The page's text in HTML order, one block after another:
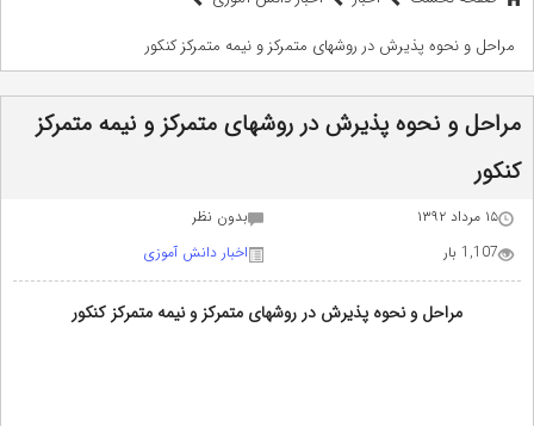
مراحل و نحوه پذیرش در روشهای متمرکز و نیمه متمرکز کنکور
مراحل و نحوه پذیرش در روشهای متمرکز و نیمه متمرکز
کنکور
۱۵ مرداد ۱۳۹۲
بدون نظر
1,107 بار
اخبار دانش آموزی
مراحل و نحوه پذیرش در روشهای متمرکز و نیمه متمرکز کنکور